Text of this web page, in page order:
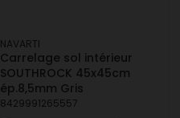
NAVARTI
Carrelage sol intérieur
SOUTHROCK 45x45cm
ép.8,5mm Gris
8429991265557